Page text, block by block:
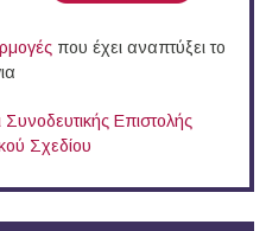
που έχει αναπτύξει το
Επιστολής
Σχεδίου